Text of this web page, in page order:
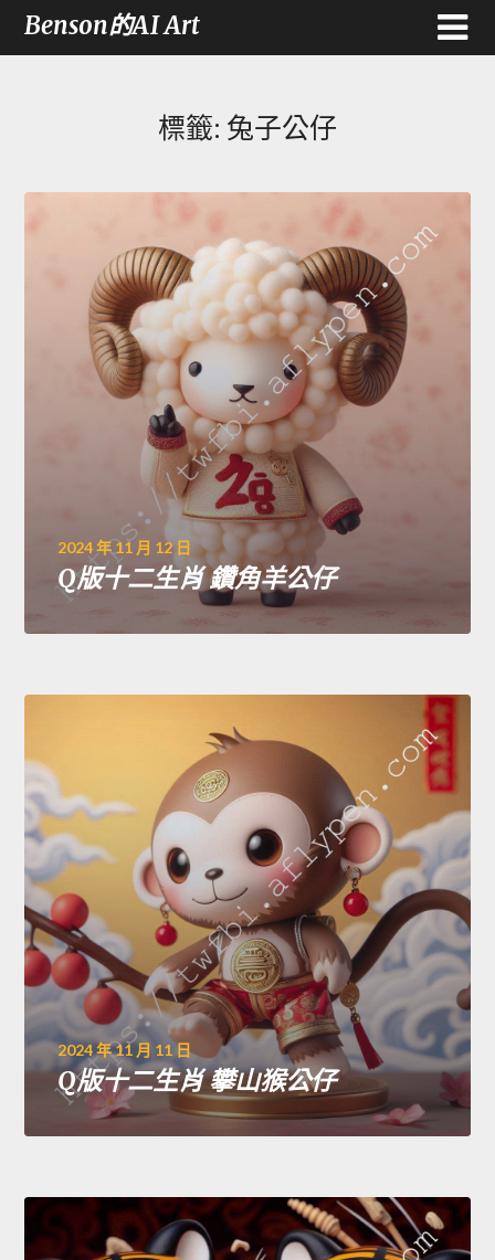
Benson的AI Art
標籤: 兔子公仔
2024 年 11 月 12 日
Q版十二生肖 鑽角羊公仔
2024 年 11 月 11 日
Q版十二生肖 攀山猴公仔